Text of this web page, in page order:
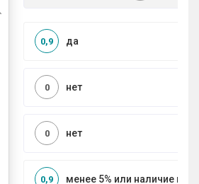
да
0,9
нет
0
нет
0
менее 5% или наличие
0,9